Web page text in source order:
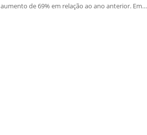
aumento de 69% em relação ao ano anterior. Em…